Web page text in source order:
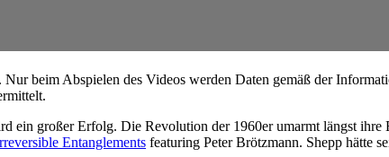
Nur beim Abspielen des Videos werden Daten gemäß der
ein großer Erfolg. Die Revolution der 1960er umarmt längst
Entanglements featuring Peter Brötzmann. Shepp hätte